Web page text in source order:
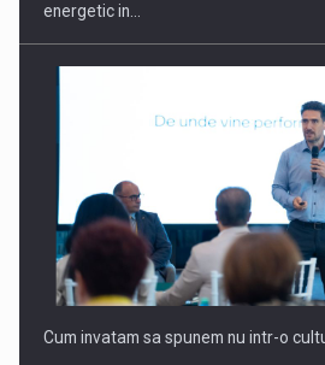
energetic in…
Cum invatam sa spunem nu intr-o